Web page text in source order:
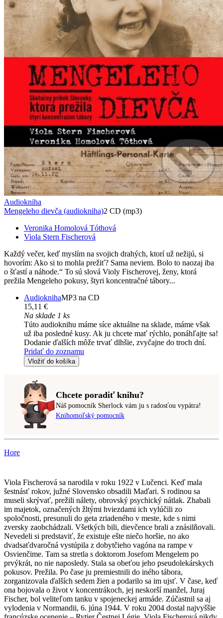
Audiokniha
Mengeleho dievča (audiokniha)2 CD (mp3)
Veronika Homolová Tóthová
Viola Stern Fischerová
Každý večer, keď myslím na svojich drahých, ktorí už nežijú, si
hovorím: Ako si to mohla prežiť? Sama neviem. Bolo to naozaj iba
o šťastí a náhode.“ To sú slová Violy Fischerovej, ženy, ktorá
prežila Mengeleho pokusy, štyri koncentračné tábory...
AudioknihaMP3 na CD
15,11 €
Na sklade 1 ks
Túto audioknihu máme síce aktuálne na sklade, máme však
už iba posledné kusy. Ak ju chcete mať rýchlo, ponáhľajte sa!
Dodanie ďalších môže trvať dlhšie, zvyčajne do troch dní.
Pridať do zoznamu
Vložiť do košíka
Chcete poradiť knihu?
Náš pomocník Sherlock vám ju s radosťou vypátra!
Knihomoľský pomocník
Hore
Viola Fischerová sa narodila v roku 1922 v Lučenci. Keď mala
šestnásť rokov, južné Slovensko obsadili Maďari. S rodinou sa
museli skrývať, prežili nálety, obrovský psychický nátlak. Zhabali
im majetok, označených žltými hviezdami ich vylúčili zo
spoločnosti, presunuli do geta zriadeného v meste, kde s nimi
zversky zaobchádzali. Všetkých bili, dievčence brali a znásilňovali.
Nevedeli si predstaviť, že existuje ešte niečo horšie, no ako
dvadsaťdvaročná vystúpila z dobytčieho vagóna na rampe v
Osvienčime. Tam sa stretla s doktorom Josefom Mengelem po
prvýkrát, no nie naposledy. Stala sa obeťou jeho pseudolekárskych
pokusov. Prežila. Po čase ju premiestnili do iného tábora,
zorganizovala ďalších sedem žien a podarilo sa im ujsť. V čase, keď
ona bojovala o život v koncentrákoch, jej neskorší manžel, Juraj
Fischer, bol veliteľom tanku v spojeneckej armáde. Zúčastnil sa aj
vylodenia v Normandii, 6. júna 1944. V roku 2004 dostal najvyššie